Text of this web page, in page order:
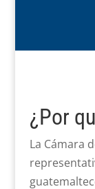
¿Por
La Cámara